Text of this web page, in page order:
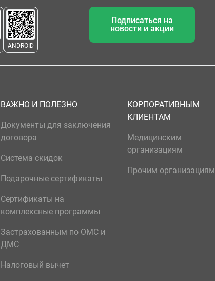
ANDROID
Подписаться на
новости и акции
ВАЖНО И ПОЛЕЗНО
Документы для заключения
договора
Система скидок
Подарочные сертификаты
Сертификаты на
комплексные программы
Застрахованным по ОМС и
ДМС
Налоговый вычет
КОРПОРАТИВНЫМ
КЛИЕНТАМ
Медицинским
организациям
Прочим организациям